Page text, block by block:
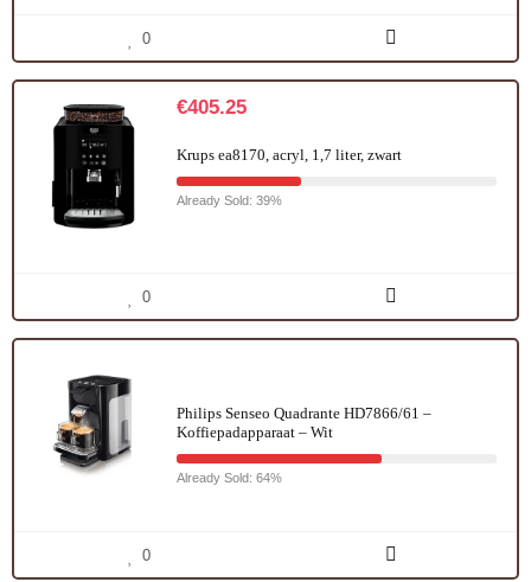
0
€405.25
Krups ea8170, acryl, 1,7 liter, zwart
Already Sold: 39%
0
Philips Senseo Quadrante HD7866/61 –
Koffiepadapparaat – Wit
Already Sold: 64%
0